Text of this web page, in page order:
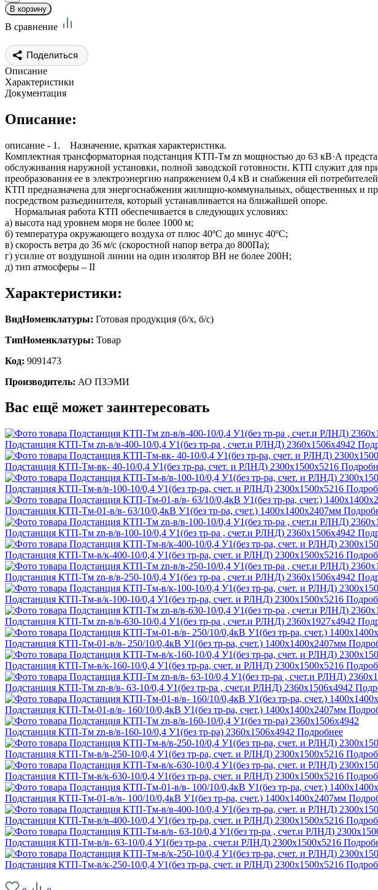
В сравнение
Поделиться
Описание
Характеристики
Документация
Описание:
описание - 1. Назначение, краткая характеристика.
Комплектная трансформаторная подстанция КТП-Тм zn мощностью до 63 кВ·А
обслуживания наружной установки, полной заводской готовности. КТП служит для
преобразования ее в электроэнергию напряжением 0,4 кВ и снабжения ей
КТП предназначена для энергоснабжения жилищно-коммунальных, общественных и
посредством разъединителя, который устанавливается на ближайшей опоре.
Нормальная работа КТП обеспечивается в следующих условиях:
а) высота над уровнем моря не более 1000 м;
б) температура окружающего воздуха от плюс 40ºС до минус 40ºС;
в) скорость ветра до 36 м/с (скоростной напор ветра до 800Па);
г) усилие от воздушной линии на один изолятор ВН не более 200H;
д) тип атмосферы – II
Характеристики:
ВидНоменклатуры: Готовая продукция (б/х, б/с)
ТипНоменклатуры: Товар
Код: 9091473
Производитель: АО ПЗЭМИ
Вас ещё может заинтересовать
Подстанция КТП-Тм zn-в/в-400-10/0,4 У1(без тр-ра , счет.и РЛНД) 2360х1506х4942
Подстанция КТП-Тм-вк- 40-10/0,4 У1(без тр-ра, счет. и РЛНД) 2300х1500х5216
Подстанция КТП-Тм-в/в-100-10/0,4 У1(без тр-ра, счет. и РЛНД) 2300х1500х5216
Подстанция КТП-Тм-01-в/в- 63/10/0,4кВ У1(без тр-ра, счет.) 1400х1400х2407мм
Подстанция КТП-Тм zn-в/в-100-10/0,4 У1(без тр-ра , счет.и РЛНД) 2360х1506х4942
Подстанция КТП-Тм-в/к-400-10/0,4 У1(без тр-ра, счет. и РЛНД) 2300х1500х5216
Подстанция КТП-Тм zn-в/в-250-10/0,4 У1(без тр-ра , счет.и РЛНД) 2360х1506х4942
Подстанция КТП-Тм-в/к-100-10/0,4 У1(без тр-ра, счет. и РЛНД) 2300х1500х5216
Подстанция КТП-Тм zn-в/в-630-10/0,4 У1(без тр-ра , счет.и РЛНД) 2360х1927х4942
Подстанция КТП-Тм-01-в/в- 250/10/0,4кВ У1(без тр-ра, счет.) 1400х1400х2407мм
Подстанция КТП-Тм-в/к-160-10/0,4 У1(без тр-ра, счет. и РЛНД) 2300х1500х5216
Подстанция КТП-Тм zn-в/в- 63-10/0,4 У1(без тр-ра , счет.и РЛНД) 2360х1506х4942
Подстанция КТП-Тм-01-в/в- 160/10/0,4кВ У1(без тр-ра, счет.) 1400х1400х2407мм
Подстанция КТП-Тм zn-в/в-160-10/0,4 У1(без тр-ра) 2360х1506х4942 Подробнее
Подстанция КТП-Тм-в/в-250-10/0,4 У1(без тр-ра, счет. и РЛНД) 2300х1500х5216
Подстанция КТП-Тм-в/к-630-10/0,4 У1(без тр-ра, счет. и РЛНД) 2300х1500х5216
Подстанция КТП-Тм-01-в/в- 100/10/0,4кВ У1(без тр-ра, счет.) 1400х1400х2407мм
Подстанция КТП-Тм-в/в-400-10/0,4 У1(без тр-ра, счет. и РЛНД) 2300х1500х5216
Подстанция КТП-Тм-в/в- 63-10/0,4 У1(без тр-ра , счет.и РЛНД) 2300х1500х5216
Подстанция КТП-Тм-в/к-250-10/0,4 У1(без тр-ра, счет. и РЛНД) 2300х1500х5216